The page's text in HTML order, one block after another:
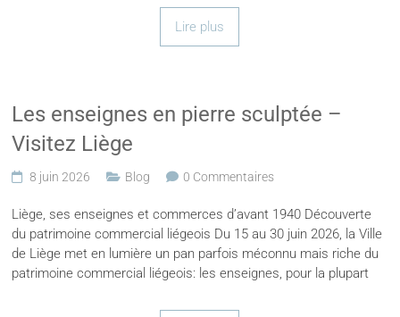
Lire plus
Les enseignes en pierre sculptée –
Visitez Liège
8 juin 2026 Blog 0 Commentaires
Liège, ses enseignes et commerces d’avant 1940 Découverte
du patrimoine commercial liégeois Du 15 au 30 juin 2026, la Ville
de Liège met en lumière un pan parfois méconnu mais riche du
patrimoine commercial liégeois: les enseignes, pour la plupart